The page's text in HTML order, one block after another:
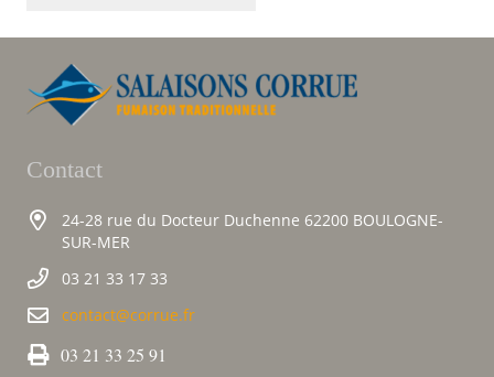
Contact
24-28 rue du Docteur Duchenne 62200 BOULOGNE-
SUR-MER
03 21 33 17 33
contact@corrue.fr
03 21 33 25 91